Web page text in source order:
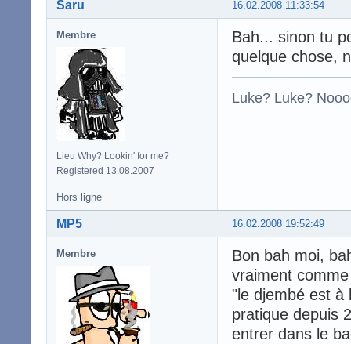
16.02.2008 11:33:54
Saru
Membre
Lieu Why? Lookin' for me?
Registered 13.08.2007
Bah... sinon tu
quelque chose,
Luke? Luke?
Hors ligne
16.02.2008 19:52:49
MP5
Membre
Bon bah moi,
vraiment
"le djembé est à
pratique depuis
entrer dans le